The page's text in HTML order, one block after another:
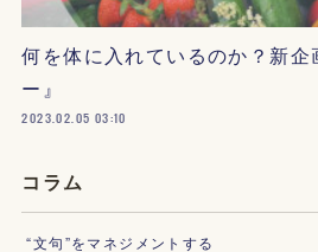
何を体に入れているのか？新企
ー』
2023.02.05 03:10
コラム
“文句”をマネジメントする